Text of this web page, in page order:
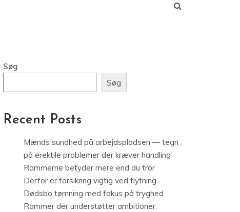
Søg
Søg
Recent Posts
Mænds sundhed på arbejdspladsen — tegn
på erektile problemer der kræver handling
Rammerne betyder mere end du tror
Derfor er forsikring vigtig ved flytning
Dødsbo tømning med fokus på tryghed
Rammer der understøtter ambitioner